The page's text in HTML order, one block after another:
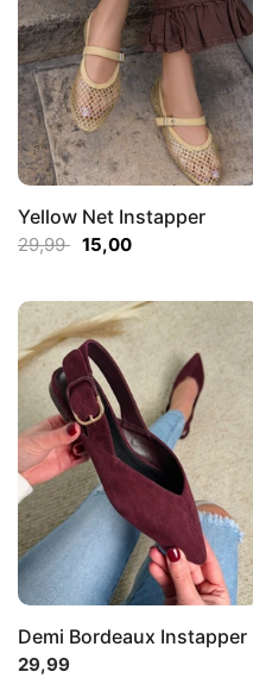
Yellow Net Instapper
29,99 15,00
Demi Bordeaux Instapper
29,99